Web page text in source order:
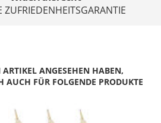
ZUFRIEDENHEITSGARANTIE
ANGESEHEN HABEN,
AUCH FÜR FOLGENDE PRODUKTE